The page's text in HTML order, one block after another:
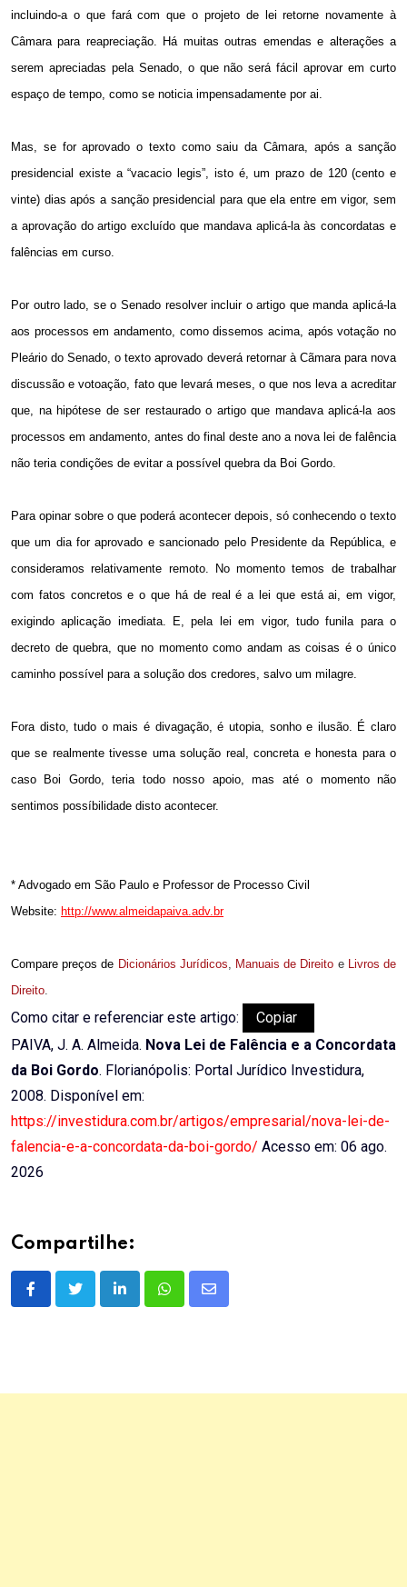
incluindo-a o que fará com que o projeto de lei retorne novamente à
Câmara para reapreciação. Há muitas outras emendas e alterações a
serem apreciadas pela Senado, o que não será fácil aprovar em curto
espaço de tempo, como se noticia impensadamente por ai.
Mas, se for aprovado o texto como saiu da Câmara, após a sanção
presidencial existe a “vacacio legis”, isto é, um prazo de 120 (cento e
vinte) dias após a sanção presidencial para que ela entre em vigor, sem
a aprovação do artigo excluído que mandava aplicá-la às concordatas e
falências em curso.
Por outro lado, se o Senado resolver incluir o artigo que manda aplicá-la
aos processos em andamento, como dissemos acima, após votação no
Pleário do Senado, o texto aprovado deverá retornar à Cãmara para nova
discussão e votoação, fato que levará meses, o que nos leva a acreditar
que, na hipótese de ser restaurado o artigo que mandava aplicá-la aos
processos em andamento, antes do final deste ano a nova lei de falência
não teria condições de evitar a possível quebra da Boi Gordo.
Para opinar sobre o que poderá acontecer depois, só conhecendo o texto
que um dia for aprovado e sancionado pelo Presidente da República, e
consideramos relativamente remoto. No momento temos de trabalhar
com fatos concretos e o que há de real é a lei que está ai, em vigor,
exigindo aplicação imediata. E, pela lei em vigor, tudo funila para o
decreto de quebra, que no momento como andam as coisas é o único
caminho possível para a solução dos credores, salvo um milagre.
Fora disto, tudo o mais é divagação, é utopia, sonho e ilusão. É claro
que se realmente tivesse uma solução real, concreta e honesta para o
caso Boi Gordo, teria todo nosso apoio, mas até o momento não
sentimos possíbilidade disto acontecer.
* Advogado em São Paulo e Professor de Processo Civil
Website: http://www.almeidapaiva.adv.br
Compare preços de Dicionários Jurídicos, Manuais de Direito e Livros de
Direito.
Como citar e referenciar este artigo:
Copiar
PAIVA, J. A. Almeida. Nova Lei de Falência e a Concordata
da Boi Gordo. Florianópolis: Portal Jurídico Investidura,
2008. Disponível em:
https://investidura.com.br/artigos/empresarial/nova-lei-de-
falencia-e-a-concordata-da-boi-gordo/ Acesso em: 06 ago.
2026
Compartilhe:
LinkedInWhatsappShare